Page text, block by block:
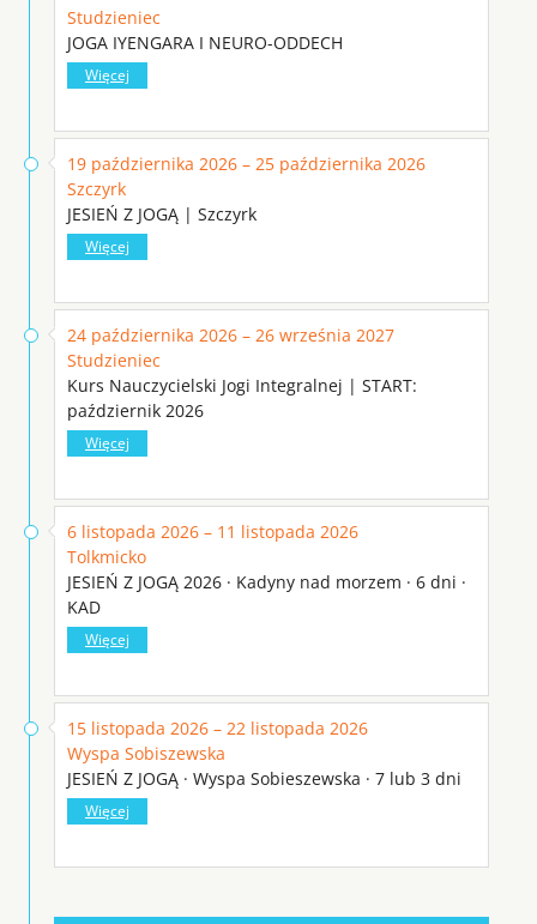
Studzieniec
JOGA IYENGARA I NEURO-ODDECH
Więcej
19 października 2026 – 25 października 2026
Szczyrk
JESIEŃ Z JOGĄ | Szczyrk
Więcej
24 października 2026 – 26 września 2027
Studzieniec
Kurs Nauczycielski Jogi Integralnej | START:
październik 2026
Więcej
6 listopada 2026 – 11 listopada 2026
Tolkmicko
JESIEŃ Z JOGĄ 2026 · Kadyny nad morzem · 6 dni ·
KAD
Więcej
15 listopada 2026 – 22 listopada 2026
Wyspa Sobiszewska
JESIEŃ Z JOGĄ · Wyspa Sobieszewska · 7 lub 3 dni
Więcej